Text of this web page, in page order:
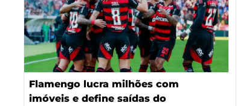
Flamengo lucra milhões com
imóveis e define saídas do